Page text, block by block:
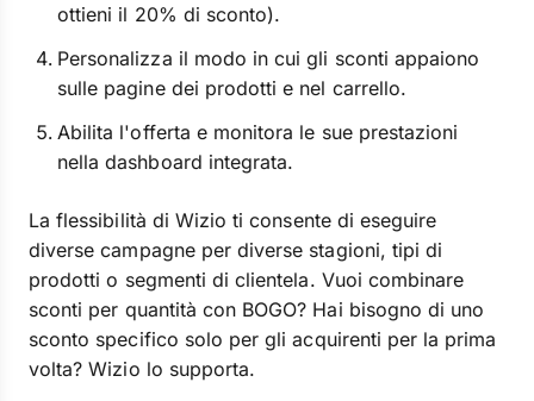
ottieni il 20% di sconto).
Personalizza il modo in cui gli sconti appaiono
sulle pagine dei prodotti e nel carrello.
Abilita l'offerta e monitora le sue prestazioni
nella dashboard integrata.
La flessibilità di Wizio ti consente di eseguire
diverse campagne per diverse stagioni, tipi di
prodotti o segmenti di clientela. Vuoi combinare
sconti per quantità con BOGO? Hai bisogno di uno
sconto specifico solo per gli acquirenti per la prima
volta? Wizio lo supporta.